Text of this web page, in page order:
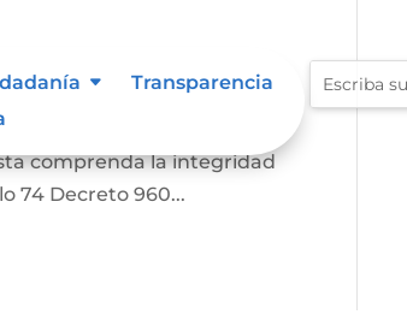
Transparencia
siempre que aquella
comprenda la integridad
74 Decreto 960...